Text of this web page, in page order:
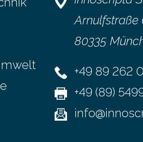
2100
deutlich unterscheiden.
der Studie wurden im
JAMA Psychiatry
„Schlechter…
Arnulfstraße
80335
+49 89 262
+49 (89)